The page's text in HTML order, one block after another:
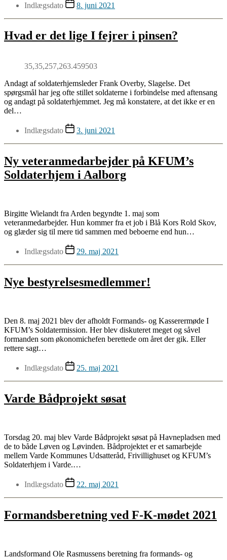
Indlægsdato 8. juni 2021
Hvad er det lige I fejrer i pinsen?
35,35,257,263.459503
Andagt af soldaterhjemsleder Frank Overby, Slagelse. Det
spørgsmål har jeg ofte stillet soldaterne i forbindelse med aftensang
og andagt på soldaterhjemmet. Jeg må konstatere, at det ikke er en
del…
Indlægsdato 3. juni 2021
Ny veteranmedarbejder på KFUM’s
Soldaterhjem i Aalborg
Birgitte Wielandt fra Arden begyndte 1. maj som
veteranmedarbejder. Hun kommer fra et job i Blå Kors Rold Skov,
og glæder sig til mere tid sammen med beboerne end hun…
Indlægsdato 29. maj 2021
Nye bestyrelsesmedlemmer!
Den 8. maj 2021 blev der afholdt Formands- og Kasserermøde I
KFUM’s Soldatermission. Her blev diskuteret meget og såvel
formanden som økonomichefen berettede om året der gik. Eller
rettere sagt…
Indlægsdato 25. maj 2021
Varde Bådprojekt søsat
Torsdag 20. maj blev Varde Bådprojekt søsat på Havnepladsen med
de to både Løven og Løvinden. Bådprojektet er et samarbejde
mellem Varde Kommunes Udsatteråd, Frivillighuset og KFUM’s
Soldaterhjem i Varde.…
Indlægsdato 22. maj 2021
Formandsberetning ved F-K-mødet 2021
Landsformand Ole Rasmussens beretning fra formands- og